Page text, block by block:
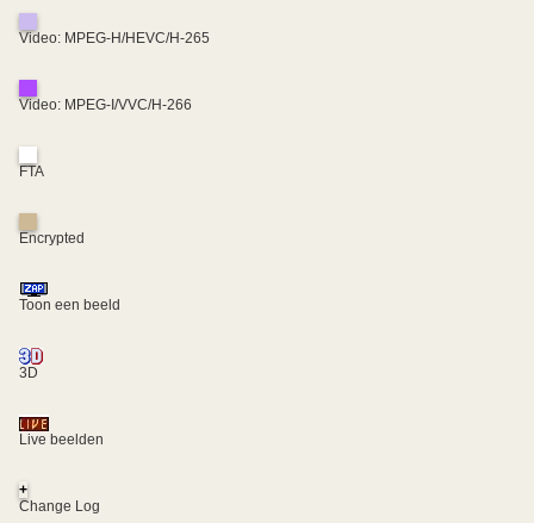
Video: MPEG-H/HEVC/H-265
Video: MPEG-I/VVC/H-266
FTA
Encrypted
Toon een beeld
3D
Live beelden
+
Change Log